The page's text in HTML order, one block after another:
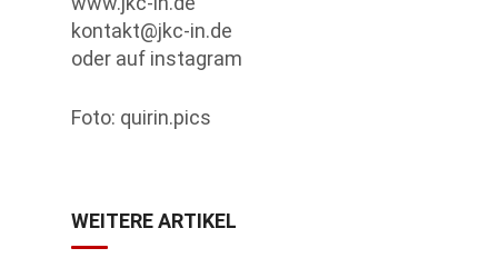
kontakt@jkc-in.de
oder auf instagram
Foto: quirin.pics
WEITERE ARTIKEL